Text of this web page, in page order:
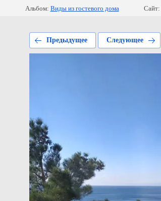
Альбом: Виды из гостевого дома Сайт:
Предыдущее Следующее